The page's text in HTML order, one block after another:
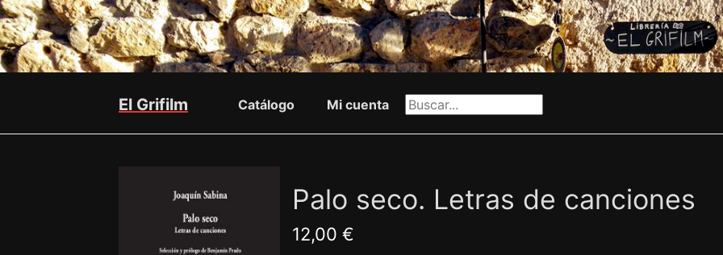
El Grifilm Catálogo Mi cuenta
Palo seco. Letras de canciones
12,00 €